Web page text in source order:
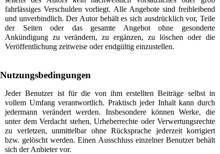
fahrlässiges Verschulden vorliegt. Alle Angebote sind freibleibend
und unverbindlich. Der Autor behält es sich ausdrücklich vor, Teile
der Seiten oder das gesamte Angebot ohne gesonderte
Ankündigung zu verändern, zu ergänzen, zu löschen oder die
Veröffentlichung zeitweise oder endgültig einzustellen.
Nutzungsbedingungen
Jeder Benutzer ist für die von ihm erstellten Beiträge selbst in
vollem Umfang verantwortlich. Praktisch jeder Inhalt kann durch
jedermann verändert werden. Insbesondere können Werke, die
unter dem Verdacht stehen, Urheberrechte oder Verwertungsrechte
zu verletzen, unmittelbar ohne Rücksprache jederzeit korrigiert
bzw. gelöscht werden. Einen Ausschluss einzelner Benutzer behält
sich der Anbieter vor.